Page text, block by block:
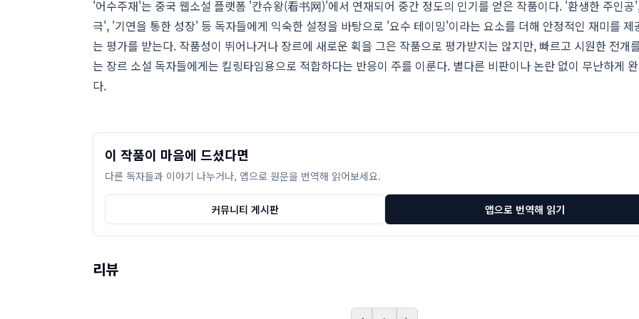
'어수주재'는 중국 웹소설 플랫폼 '칸슈왕(看书网)'에서 연재되어 중간 정도의 인기를 얻은 작품이다. '환생한 주인공
극', '기연을 통한 성장' 등 독자들에게 익숙한 설정을 바탕으로 '요수 테이밍'이라는 요소를 더해 안정적인 재미를 제
는 평가를 받는다. 작품성이 뛰어나거나 장르에 새로운 획을 그은 작품으로 평가받지는 않지만, 빠르고 시원한 전개
는 장르 소설 독자들에게는 킬링타임용으로 적합하다는 반응이 주를 이룬다. 별다른 비판이나 논란 없이 무난하게
다.
이 작품이 마음에 드셨다면
다른 독자들과 이야기 나누거나, 앱으로 원문을 번역해 읽어보세요.
커뮤니티 게시판 앱으로 번역해 읽기
리뷰